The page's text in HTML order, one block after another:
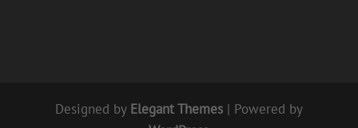
Designed by Elegant Themes| Powered by